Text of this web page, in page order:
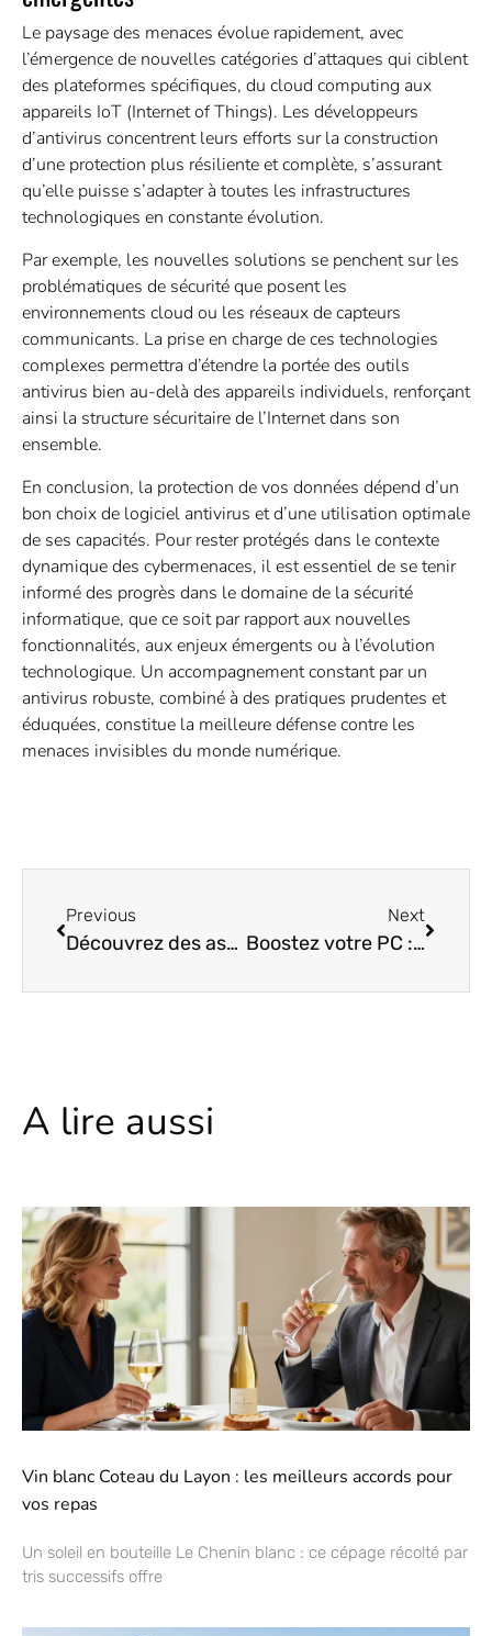
Le paysage des menaces évolue rapidement, avec
l’émergence de nouvelles catégories d’attaques qui ciblent
des plateformes spécifiques, du cloud computing aux
appareils IoT (Internet of Things). Les développeurs
d’antivirus concentrent leurs efforts sur la construction
d’une protection plus résiliente et complète, s’assurant
qu’elle puisse s’adapter à toutes les infrastructures
technologiques en constante évolution.
Par exemple, les nouvelles solutions se penchent sur les
problématiques de sécurité que posent les
environnements cloud ou les réseaux de capteurs
communicants. La prise en charge de ces technologies
complexes permettra d’étendre la portée des outils
antivirus bien au-delà des appareils individuels, renforçant
ainsi la structure sécuritaire de l’Internet dans son
ensemble.
En conclusion, la protection de vos données dépend d’un
bon choix de logiciel antivirus et d’une utilisation optimale
de ses capacités. Pour rester protégés dans le contexte
dynamique des cybermenaces, il est essentiel de se tenir
informé des progrès dans le domaine de la sécurité
informatique, que ce soit par rapport aux nouvelles
fonctionnalités, aux enjeux émergents ou à l’évolution
technologique. Un accompagnement constant par un
antivirus robuste, combiné à des pratiques prudentes et
éduquées, constitue la meilleure défense contre les
menaces invisibles du monde numérique.
Previous
Découvrez des astuces informatiques surprenantes qui vont simplifier votre vie !
Next
Boostez votre PC : astuces inattendues pour le rendre plus rapide et efficace
A lire aussi
Vin blanc Coteau du Layon : les meilleurs accords pour
vos repas
Un soleil en bouteille Le Chenin blanc : ce cépage récolté par
tris successifs offre